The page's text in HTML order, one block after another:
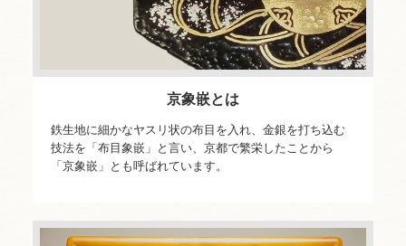
京象嵌とは
鉄生地に細かなヤスリ状の布目を入れ、金銀を打ち込む
技法を「布目象嵌」と言い、京都で繁栄したことから
「京象嵌」とも呼ばれています。